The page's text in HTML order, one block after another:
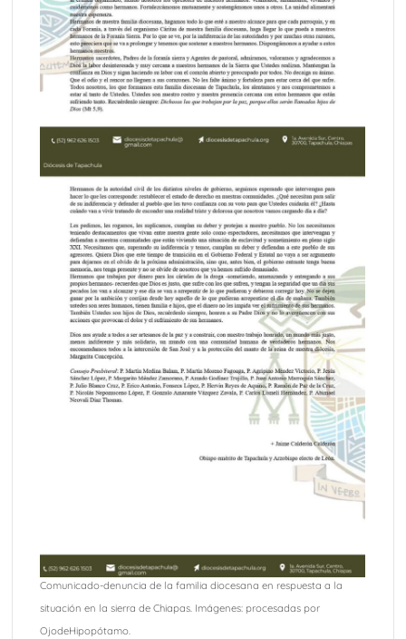
Comunicado-denuncia de la familia diocesana en respuesta a la
situación en la sierra de Chiapas. Imágenes: procesadas por
OjodeHipopótamo.